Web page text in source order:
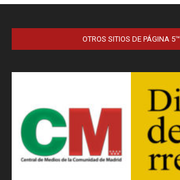
OTROS SITIOS DE PÁGINA 5™